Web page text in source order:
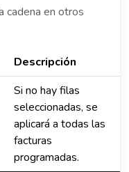
cadena en otros
Descripción
Si no hay filas
seleccionadas, se
aplicará a todas las
facturas
programadas.